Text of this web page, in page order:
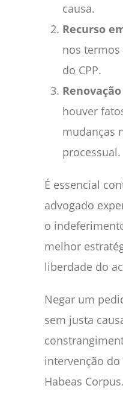
causa.
Recurso
nos termos
do CPP.
houver
mudanças
processual.
É essencial
advogado
o
melhor
liberdade do
Negar um
sem justa
intervenção
Habeas Corpus.